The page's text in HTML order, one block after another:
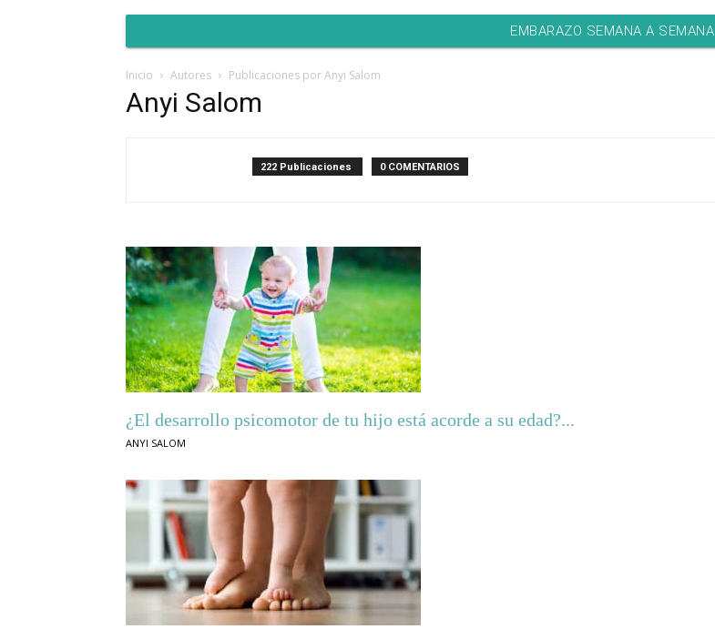
EMBARAZO SEMANA A SEMANA
Inicio Autores Publicaciones por Anyi Salom
Anyi Salom
222 Publicaciones 0 COMENTARIOS
¿El desarrollo psicomotor de tu hijo está acorde a su edad?...
ANYI SALOM